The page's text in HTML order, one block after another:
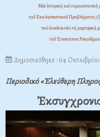
Μιά ἱστορική καί νομοκανονική
τοῦ Ἐκκλησιαστικοῦ Προβλήματος
πού ἀναδεικνύει τή μαρτυρική
τοῦ Ἐπισκόπου
Δημοσιεύθηκε : 04
Περιοδικό «Ἐλεύθερη